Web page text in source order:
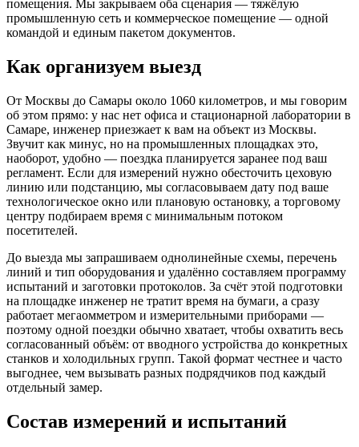
помещения. Мы закрываем оба сценария — тяжёлую
промышленную сеть и коммерческое помещение — одной
командой и единым пакетом документов.
Как организуем выезд
От Москвы до Самары около 1060 километров, и мы говорим
об этом прямо: у нас нет офиса и стационарной лаборатории в
Самаре, инженер приезжает к вам на объект из Москвы.
Звучит как минус, но на промышленных площадках это,
наоборот, удобно — поездка планируется заранее под ваш
регламент. Если для измерений нужно обесточить цеховую
линию или подстанцию, мы согласовываем дату под ваше
технологическое окно или плановую остановку, а торговому
центру подбираем время с минимальным потоком
посетителей.
До выезда мы запрашиваем однолинейные схемы, перечень
линий и тип оборудования и удалённо составляем программу
испытаний и заготовки протоколов. За счёт этой подготовки
на площадке инженер не тратит время на бумаги, а сразу
работает мегаомметром и измерительными приборами —
поэтому одной поездки обычно хватает, чтобы охватить весь
согласованный объём: от вводного устройства до конкретных
станков и холодильных групп. Такой формат честнее и часто
выгоднее, чем вызывать разных подрядчиков под каждый
отдельный замер.
Состав измерений и испытаний